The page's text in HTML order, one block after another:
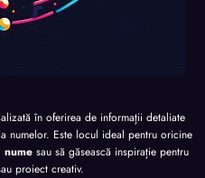
în oferirea de informații detaliate
numelor. Este locul ideal pentru oricine
nume sau să găsească inspirație pentru
proiect creativ.